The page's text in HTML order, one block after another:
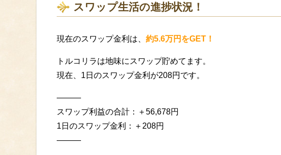
スワップ生活の進捗状況！
現在のスワップ金利は、 約5.6万円をGET！
トルコリラは地味にスワップ貯めてます。
現在、1日のスワップ金利が208円です。
———
スワップ利益の合計：＋56,678円
1日のスワップ金利：＋208円
———